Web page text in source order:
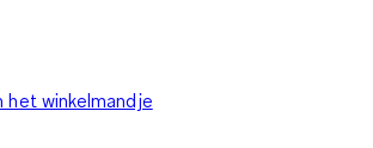
het winkelmandje